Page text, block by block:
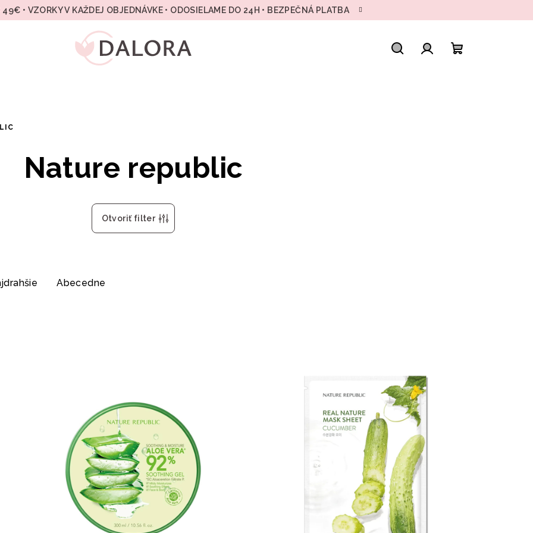
49€ • VZORKY V KAŽDEJ OBJEDNÁVKE • ODOSIELAME DO 24H • BEZPEČNÁ PLATBA
Nature republic
Otvoriť filter
Abecedne